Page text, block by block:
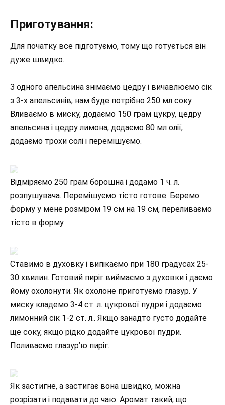
Приготування:
Для початку все підготуємо, тому що готується він
дуже швидко.
З одного апельсина знімаємо цедру і вичавлюємо сік
з 3-х апельсинів, нам буде потрібно 250 мл соку.
Вливаємо в миску, додаємо 150 грам цукру, цедру
апельсина і цедру лимона, додаємо 80 мл олії,
додаємо трохи солі і перемішуємо.
Відміряємо 250 грам борошна і додамо 1 ч. л.
розпушувача. Перемішуємо тісто готове. Беремо
форму у мене розміром 19 см на 19 см, переливаємо
тісто в форму.
Ставимо в духовку і випікаємо при 180 градусах 25-
30 хвилин. Готовий пиріг виймаємо з духовки і даємо
йому охолонути. Як охолоне приготуємо глазур. У
миску кладемо 3-4 ст. л. цукрової пудри і додаємо
лимонний сік 1-2 ст. л.. Якщо занадто густо додайте
ще соку, якщо рідко додайте цукрової пудри.
Поливаємо глазур’ю пиріг.
Як застигне, а застигає вона швидко, можна
розрізати і подавати до чаю. Аромат такий, що